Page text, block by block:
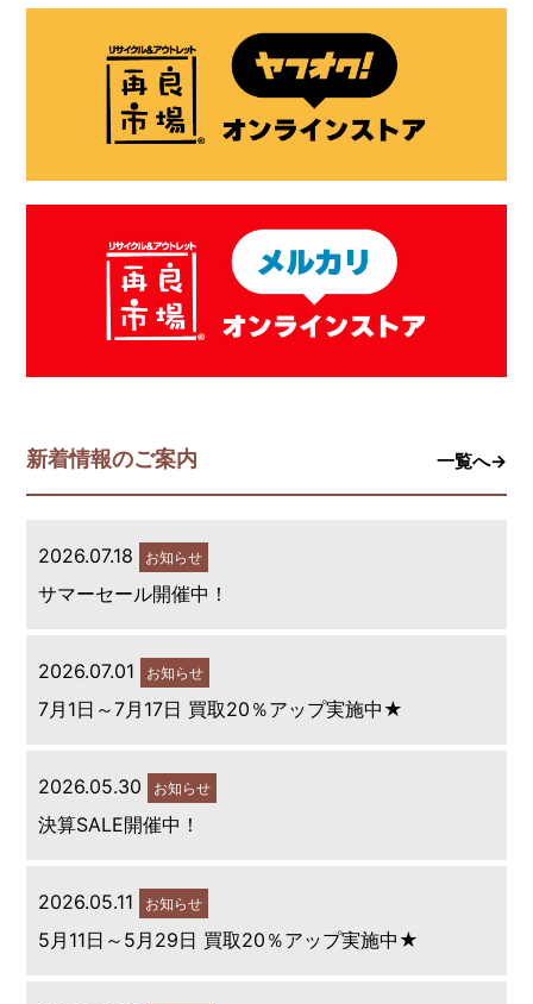
新着情報のご案内 一覧へ→
2026.07.18 お知らせ
サマーセール開催中！
2026.07.01 お知らせ
7月1日～7月17日 買取20％アップ実施中★
2026.05.30 お知らせ
決算SALE開催中！
2026.05.11 お知らせ
5月11日～5月29日 買取20％アップ実施中★